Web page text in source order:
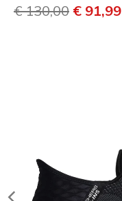
Prezzo ridotto da
€ 130,00 per
€ 91,99